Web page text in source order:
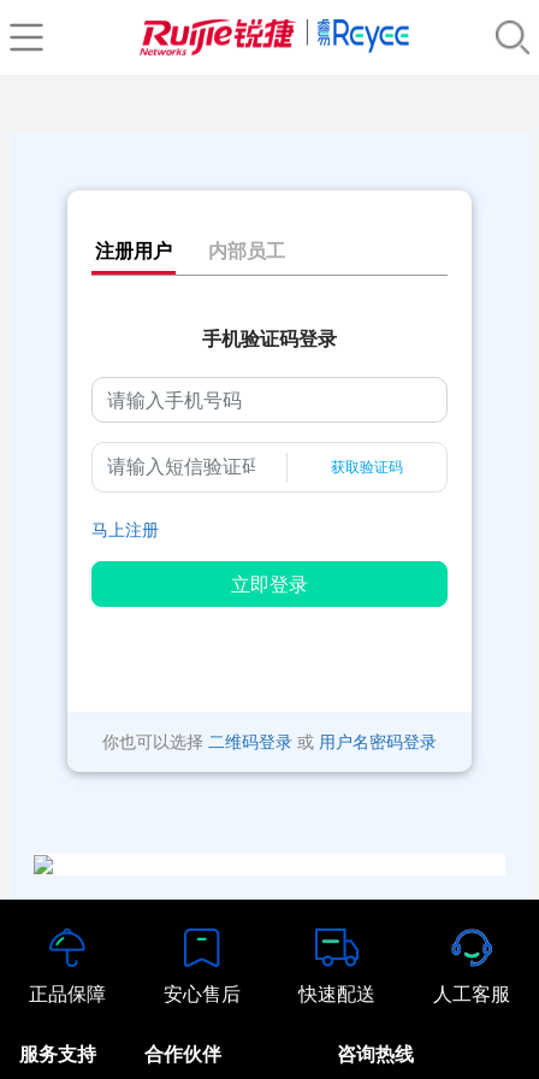
注册用户 内部员工
手机验证码登录
获取验证码
马上注册
立即登录
你也可以选择 二维码登录 或 用户名密码登录
正品保障 安心售后 快速配送 人工客服
服务支持 合作伙伴 咨询热线